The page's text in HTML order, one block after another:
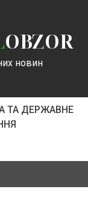
OBZOR
новин
ТА ДЕРЖАВНЕ